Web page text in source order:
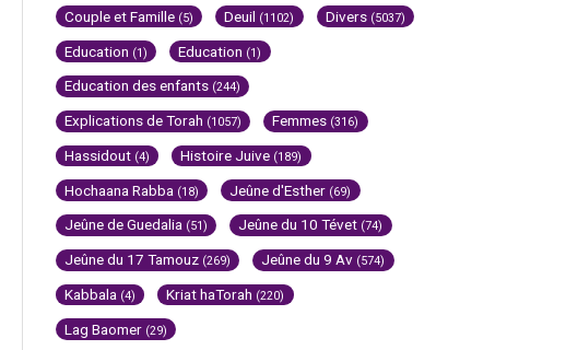
Couple et Famille (5) Deuil (1102) Divers (5037)
Education (1) Education (1)
Education des enfants (244)
Explications de Torah (1057) Femmes (316)
Hassidout (4) Histoire Juive (189)
Hochaana Rabba (18) Jeûne d'Esther (69)
Jeûne de Guedalia (51) Jeûne du 10 Tévet (74)
Jeûne du 17 Tamouz (269) Jeûne du 9 Av (574)
Kabbala (4) Kriat haTorah (220)
Lag Baomer (29)